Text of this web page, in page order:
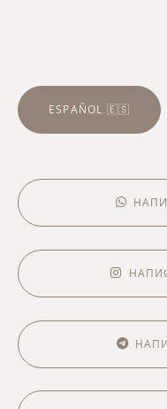
ESPAÑOL 🇪🇸